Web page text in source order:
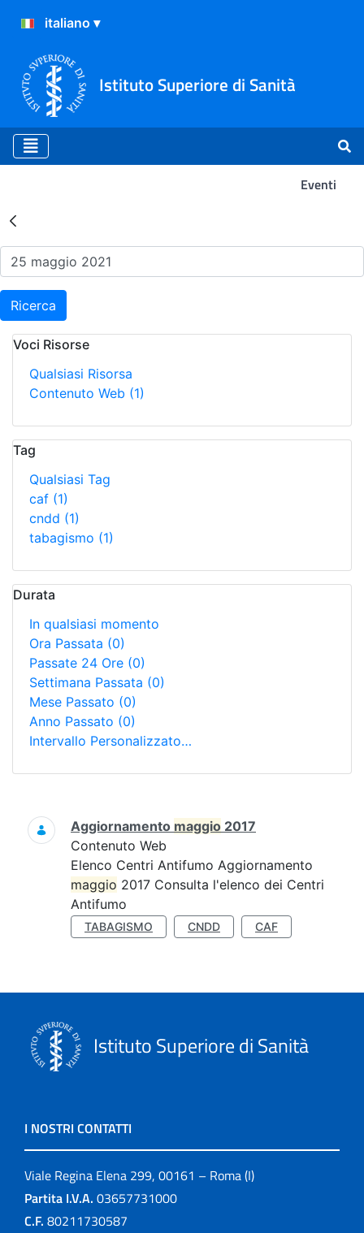
Istituto Superiore di Sanità
Eventi
Risultati della Ricerca -
Ricerca
Voci Risorse
Qualsiasi Risorsa
Contenuto Web (1)
Tag
Qualsiasi Tag
caf (1)
cndd (1)
tabagismo (1)
Durata
In qualsiasi momento
Ora Passata (0)
Passate 24 Ore (0)
Settimana Passata (0)
Mese Passato (0)
Anno Passato (0)
Intervallo Personalizzato…
Ricerca
Aggiornamento maggio 2017
Contenuto Web
Elenco Centri Antifumo Aggiornamento
maggio 2017 Consulta l'elenco dei Centri
Antifumo
TABAGISMO CNDD CAF
Istituto Superiore di Sanità
I NOSTRI CONTATTI
Viale Regina Elena 299, 00161 – Roma (I)
Partita I.V.A. 03657731000
C.F. 80211730587